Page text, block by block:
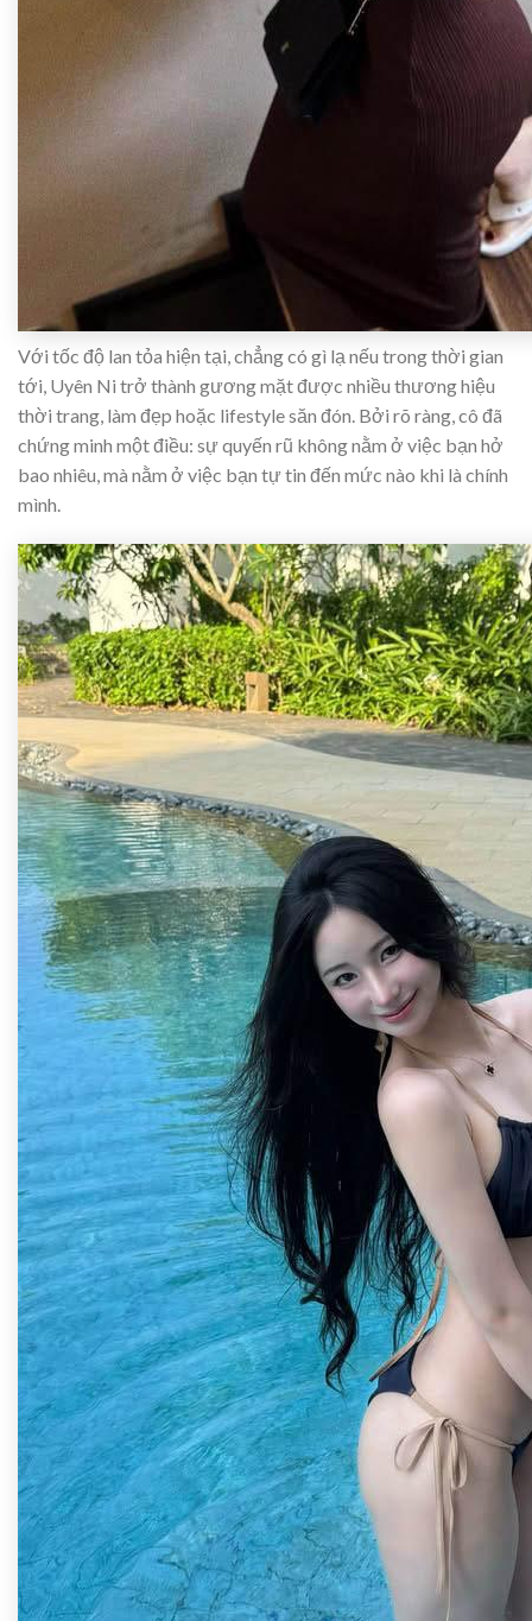
Với tốc độ lan tỏa hiện tại, chẳng có gì lạ nếu trong thời gian
tới, Uyên Ni trở thành gương mặt được nhiều thương hiệu
thời trang, làm đẹp hoặc lifestyle săn đón. Bởi rõ ràng, cô đã
chứng minh một điều: sự quyến rũ không nằm ở việc bạn hở
bao nhiêu, mà nằm ở việc bạn tự tin đến mức nào khi là chính
mình.